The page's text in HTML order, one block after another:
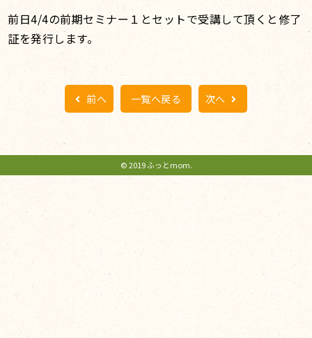
前日4/4の前期セミナー１とセットで受講して頂くと修了
証を発行します。
前へ 一覧へ戻る 次へ
© 2019 ふっとmom.